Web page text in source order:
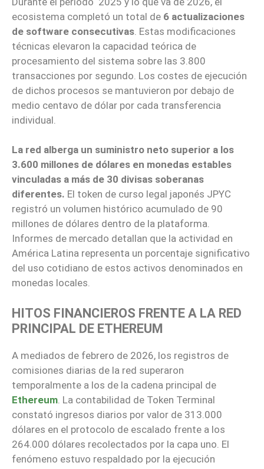
ecosistema completó un total de 6 actualizaciones
de software consecutivas . Estas modificaciones
técnicas elevaron la capacidad teórica de
procesamiento del sistema sobre las 3.800
transacciones por segundo. Los costes de ejecución
de dichos procesos se mantuvieron por debajo de
medio centavo de dólar por cada transferencia
individual.
La red alberga un suministro neto superior a los
3.600 millones de dólares en monedas estables
vinculadas a más de 30 divisas soberanas
diferentes. El token de curso legal japonés JPYC
registró un volumen histórico acumulado de 90
millones de dólares dentro de la plataforma.
Informes de mercado detallan que la actividad en
América Latina representa un porcentaje significativo
del uso cotidiano de estos activos denominados en
monedas locales.
HITOS FINANCIEROS FRENTE A LA RED
PRINCIPAL DE ETHEREUM
A mediados de febrero de 2026, los registros de
comisiones diarias de la red superaron
temporalmente a los de la cadena principal de
Ethereum . La contabilidad de Token Terminal
constató ingresos diarios por valor de 313.000
dólares en el protocolo de escalado frente a los
264.000 dólares recolectados por la capa uno. El
fenómeno estuvo respaldado por la ejecución